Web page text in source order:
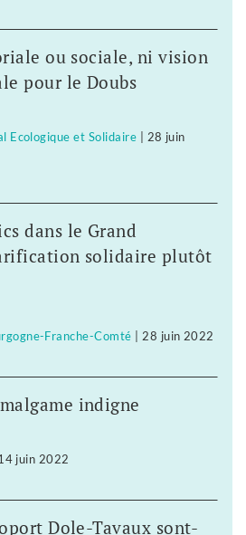
ou sociale, ni vision
pour le Doubs
Ecologique et Solidaire
28 juin
dans le Grand
solidaire plutôt
Franche-Comté 28 juin 2022
indigne
juin 2022
Dole-Tavaux sont-